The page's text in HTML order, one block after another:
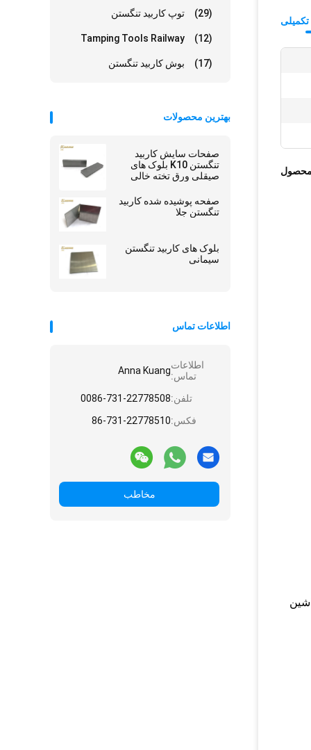
توپ کاربید تنگستن (29)
Tamping Tools Railway (12)
بوش کاربید تنگستن (17)
بهترین محصولات
صفحات سایش کاربید
تنگستن K10 بلوک های
صیقلی ورق تخته خالی
صفحه پوشیده شده کاربید
تنگستن جلا
بلوک های کاربید تنگستن
سیمانی
اطلاعات تماس
اطلاعات
تماس:Anna Kuang
تلفن:0086-731-22778508
فکس:86-731-22778510
مخاطب
تکمیلی